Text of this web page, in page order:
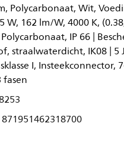
Polycarbonaat, Wit,
162 lm/W, 4000 K,
IP 66 |
straalwaterdicht, IK08 | 5
I, Insteekconnector,
871951462318700